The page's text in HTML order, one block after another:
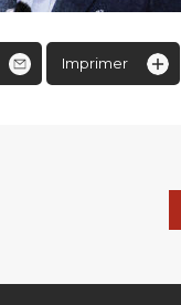
Imprimer